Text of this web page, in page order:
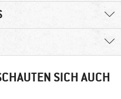
SICH AUCH